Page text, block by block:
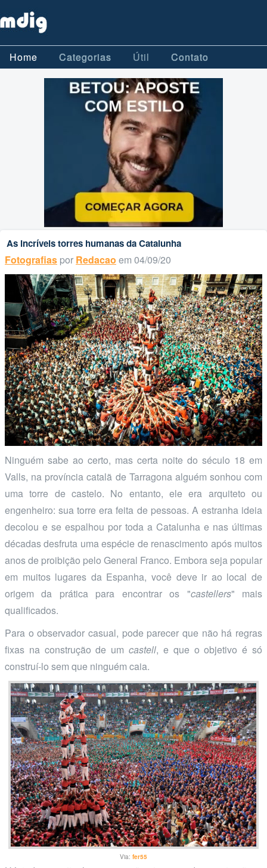
Home Categorias Útil Contato
As incríveis torres humanas da Catalunha
Fotografias por Redacao em 04/09/20
Ninguém sabe ao certo, mas certa noite do século 18 em
Valls, na província catalã de Tarragona alguém sonhou com
uma torre de castelo. No entanto, ele era arquiteto ou
engenheiro: sua torre era feita de pessoas. A estranha ideia
decolou e se espalhou por toda a Catalunha e nas últimas
décadas desfruta uma espécie de renascimento após muitos
anos de proibição pelo General Franco. Embora seja popular
em muitos lugares da Espanha, você deve ir ao local de
origem da prática para encontrar os "castellers" mais
qualificados.
Para o observador casual, pode parecer que não há regras
fixas na construção de umcastell, e que o objetivo é só
construí-lo sem que ninguém caia.
Via: fer55